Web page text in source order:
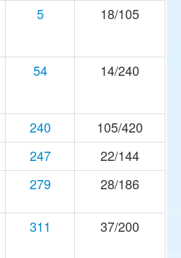
5 18/105
54 14/240
240
105/420
247
22/144
279 28/186
311 37/200